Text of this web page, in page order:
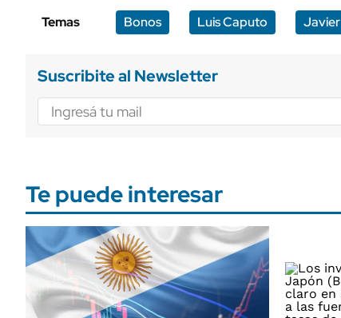
Temas Bonos Luis Caputo
Suscribite al Newsletter
Te puede interesar